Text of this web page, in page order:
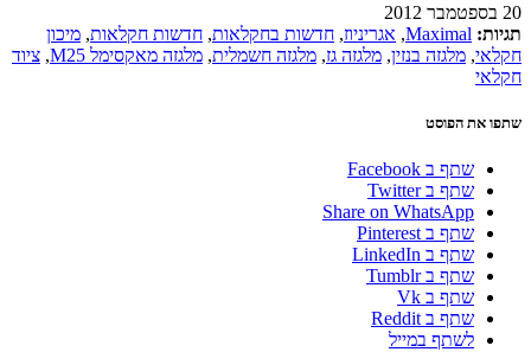
20 בספטמבר 2012
תגיות: Maximal
, אגריניוז, חדשות בחקלאות, חדשות חקלאות, מיכון
חקלאי, מלגזה בנזין, מלגזה גז, מלגזה חשמלית, מלגזה מאקסימל M25 , ציוד
חקלאי
שתפו את הפוסט
שתף ב Facebook
שתף ב Twitter
Share on WhatsApp
שתף ב Pinterest
שתף ב LinkedIn
שתף ב Tumblr
שתף ב Vk
שתף ב Reddit
לשתף במייל